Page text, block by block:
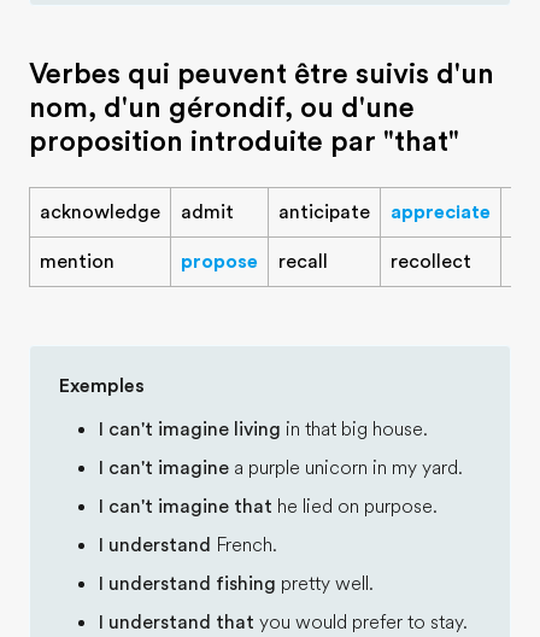
Verbes qui peuvent être suivis d'un
nom, d'un gérondif, ou d'une
proposition introduite par "that"
acknowledge admit anticipate appreciate
mention propose recall recollect
Exemples
I can't imagine living in that big house.
I can't imagine a purple unicorn in my yard.
I can't imagine that he lied on purpose.
I understand French.
I understand fishing pretty well.
I understand that you would prefer to stay.